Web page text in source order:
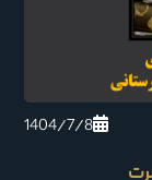
1404/7/8